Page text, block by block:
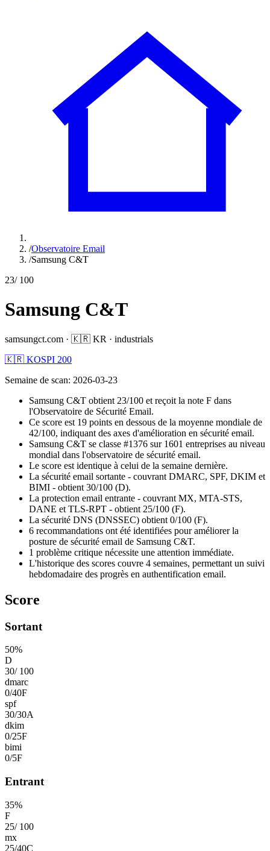
/Observatoire Email
/Samsung C&T
23/ 100
Samsung C&T
samsungct.com · 🇰🇷 KR · industrials
🇰🇷 KOSPI 200
Semaine de scan: 2026-03-23
Samsung C&T obtient 23/100 et reçoit la note F dans
l'Observatoire de Sécurité Email.
Ce score est 19 points en dessous de la moyenne mondiale de
42/100, indiquant des axes d'amélioration en sécurité email.
Samsung C&T se classe #1376 sur 1601 entreprises au niveau
mondial dans l'observatoire de sécurité email.
Le score est identique à celui de la semaine dernière.
La sécurité email sortante - couvrant DMARC, SPF, DKIM et
BIMI - obtient 30/100 (D).
La protection email entrante - couvrant MX, MTA-STS,
DANE et TLS-RPT - obtient 25/100 (F).
La sécurité DNS (DNSSEC) obtient 0/100 (F).
6 recommandations ont été identifiées pour améliorer la
posture de sécurité email de Samsung C&T.
1 problème critique nécessite une attention immédiate.
L'historique des scores couvre 4 semaines, permettant un suivi
hebdomadaire des progrès en authentification email.
Score
Sortant
50%
D
30/ 100
dmarc
0/40F
spf
30/30A
dkim
0/25F
bimi
0/5F
Entrant
35%
F
25/ 100
mx
25/40C